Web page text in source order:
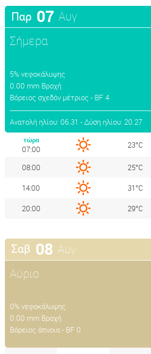
Παρ 07 Αυγ
Σήμερα
5% νεφοκάλυψης
0.00 mm Βροχή
Βόρειος σχεδόν μέτριος - BF 4
Ανατολή ηλίου: 06.31 - Δύση ηλίου: 20.27
τώρα
07:00 23°C
08:00 25°C
14:00 31°C
20:00 29°C
Σαβ 08 Αυγ
Αύριο
0% νεφοκάλυψης
0.00 mm Βροχή
Βόρειος άπνοια - BF 0